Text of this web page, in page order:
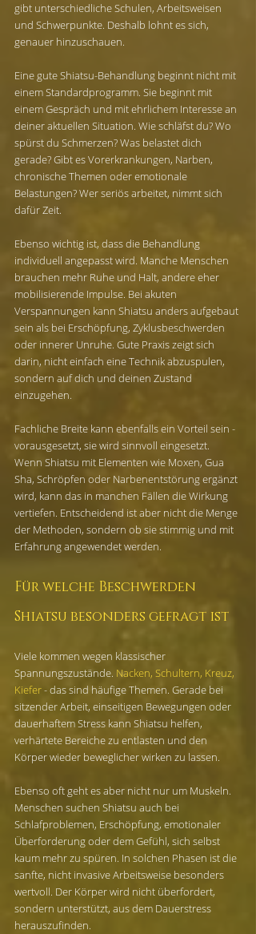
gibt unterschiedliche Schulen, Arbeitsweisen
und Schwerpunkte. Deshalb lohnt es sich,
genauer hinzuschauen.
Eine gute Shiatsu-Behandlung beginnt nicht mit
einem Standardprogramm. Sie beginnt mit
einem Gespräch und mit ehrlichem Interesse an
deiner aktuellen Situation. Wie schläfst du? Wo
spürst du Schmerzen? Was belastet dich
gerade? Gibt es Vorerkrankungen, Narben,
chronische Themen oder emotionale
Belastungen? Wer seriös arbeitet, nimmt sich
dafür Zeit.
Ebenso wichtig ist, dass die Behandlung
individuell angepasst wird. Manche Menschen
brauchen mehr Ruhe und Halt, andere eher
mobilisierende Impulse. Bei akuten
Verspannungen kann Shiatsu anders aufgebaut
sein als bei Erschöpfung, Zyklusbeschwerden
oder innerer Unruhe. Gute Praxis zeigt sich
darin, nicht einfach eine Technik abzuspulen,
sondern auf dich und deinen Zustand
einzugehen.
Fachliche Breite kann ebenfalls ein Vorteil sein -
vorausgesetzt, sie wird sinnvoll eingesetzt.
Wenn Shiatsu mit Elementen wie Moxen, Gua
Sha, Schröpfen oder Narbenentstörung ergänzt
wird, kann das in manchen Fällen die Wirkung
vertiefen. Entscheidend ist aber nicht die Menge
der Methoden, sondern ob sie stimmig und mit
Erfahrung angewendet werden.
Für welche Beschwerden
Shiatsu besonders gefragt ist
Viele kommen wegen klassischer
Spannungszustände. Nacken, Schultern, Kreuz,
Kiefer - das sind häufige Themen. Gerade bei
sitzender Arbeit, einseitigen Bewegungen oder
dauerhaftem Stress kann Shiatsu helfen,
verhärtete Bereiche zu entlasten und den
Körper wieder beweglicher wirken zu lassen.
Ebenso oft geht es aber nicht nur um Muskeln.
Menschen suchen Shiatsu auch bei
Schlafproblemen, Erschöpfung, emotionaler
Überforderung oder dem Gefühl, sich selbst
kaum mehr zu spüren. In solchen Phasen ist die
sanfte, nicht invasive Arbeitsweise besonders
wertvoll. Der Körper wird nicht überfordert,
sondern unterstützt, aus dem Dauerstress
herauszufinden.